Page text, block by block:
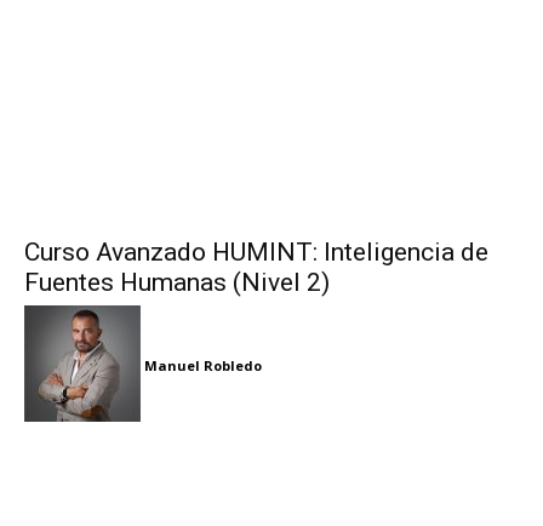
Curso Avanzado HUMINT: Inteligencia de
Fuentes Humanas (Nivel 2)
Manuel Robledo